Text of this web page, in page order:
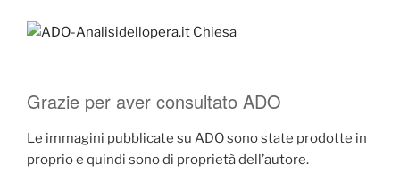
Grazie per aver consultato ADO
Le immagini pubblicate su ADO sono state prodotte in
proprio e quindi sono di proprietà dell’autore.